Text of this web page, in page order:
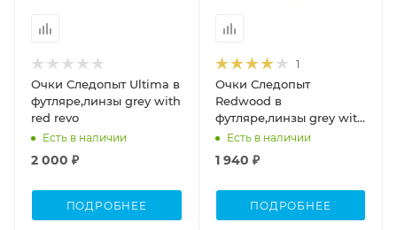
Очки Следопыт Ultima в
футляре,линзы grey with
red revo
Есть в наличии
2 000 ₽
ПОДРОБНЕЕ
1
Очки Следопыт
Redwood в
футляре,линзы grey with
yellow revo
Есть в наличии
1 940 ₽
ПОДРОБНЕЕ